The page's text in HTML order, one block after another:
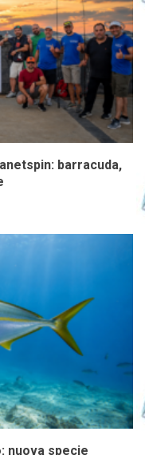
barracuda,
nuova specie